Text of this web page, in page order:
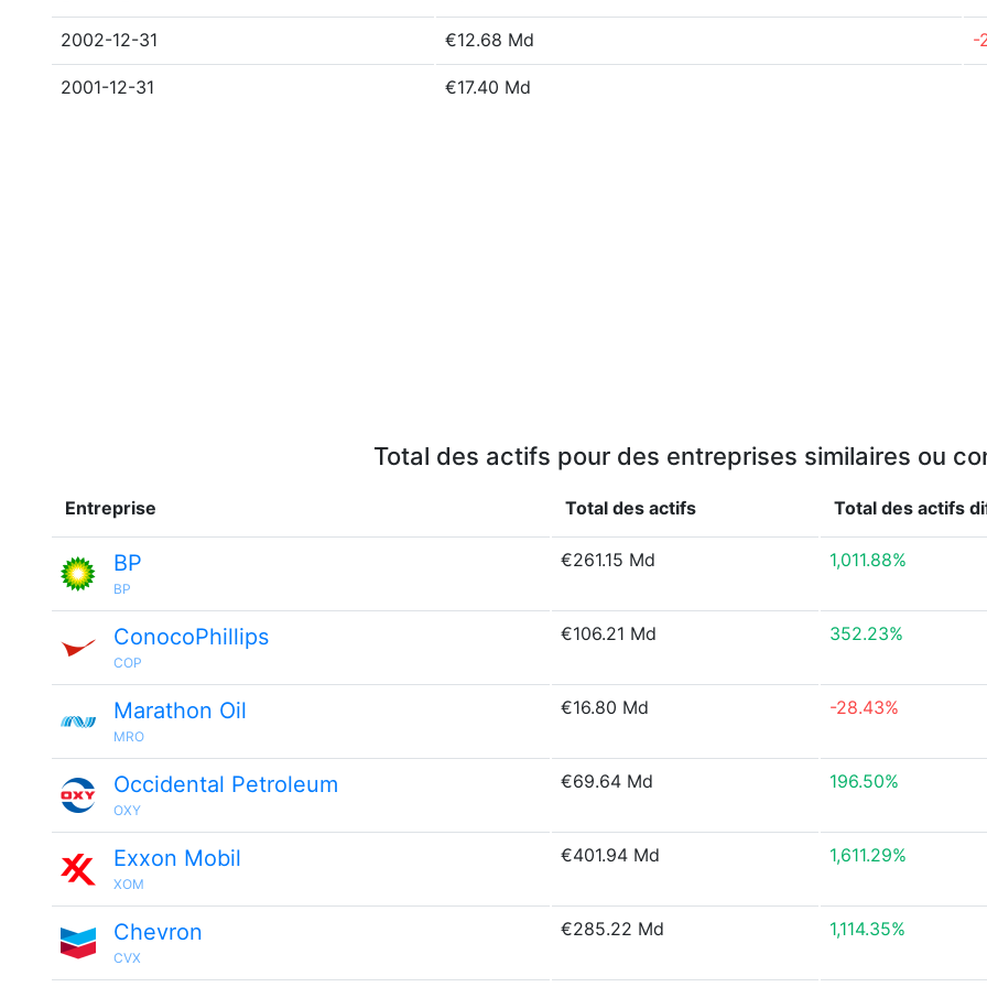
2002-12-31 €12.68 Md -
2001-12-31 €17.40 Md
Total des actifs pour des entreprises similaires ou
Entreprise Total des actifs Total des actifs
BP
BP
€261.15 Md 1,011.88%
ConocoPhillips
COP
€106.21 Md 352.23%
Marathon Oil
MRO
€16.80 Md -28.43%
Occidental Petroleum
OXY
€69.64 Md 196.50%
Exxon Mobil
XOM
€401.94 Md 1,611.29%
Chevron
CVX
€285.22 Md 1,114.35%